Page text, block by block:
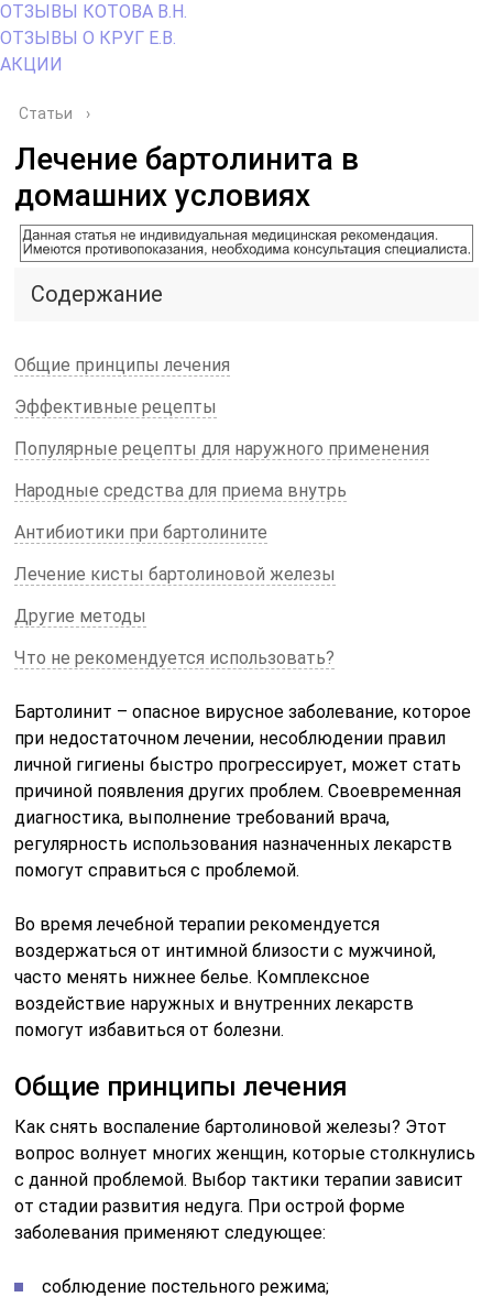
ОТЗЫВЫ КОТОВА В.Н.
ОТЗЫВЫ О КРУГ Е.В.
АКЦИИ
Статьи ›
Лечение бартолинита в
домашних условиях
Содержание
Общие принципы лечения
Эффективные рецепты
Популярные рецепты для наружного применения
Народные средства для приема внутрь
Антибиотики при бартолините
Лечение кисты бартолиновой железы
Другие методы
Что не рекомендуется использовать?
Бартолинит – опасное вирусное заболевание, которое
при недостаточном лечении, несоблюдении правил
личной гигиены быстро прогрессирует, может стать
причиной появления других проблем. Своевременная
диагностика, выполнение требований врача,
регулярность использования назначенных лекарств
помогут справиться с проблемой.
Во время лечебной терапии рекомендуется
воздержаться от интимной близости с мужчиной,
часто менять нижнее белье. Комплексное
воздействие наружных и внутренних лекарств
помогут избавиться от болезни.
Общие принципы лечения
Как снять воспаление бартолиновой железы? Этот
вопрос волнует многих женщин, которые столкнулись
с данной проблемой. Выбор тактики терапии зависит
от стадии развития недуга. При острой форме
заболевания применяют следующее:
соблюдение постельного режима;